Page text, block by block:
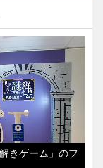
きゲーム」のフ